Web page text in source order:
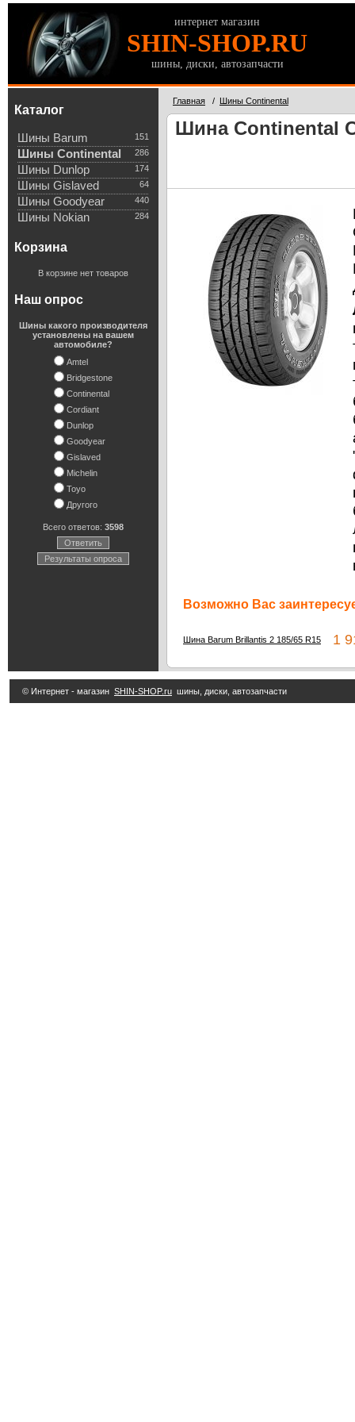
интернет магазин
SHIN-SHOP.RU
шины, диски, автозапчасти
Каталог
151
Шины Barum
286
Шины Continental
174
Шины Dunlop
64
Шины Gislaved
440
Шины Goodyear
284
Шины Nokian
Корзина
В корзине нет товаров
Наш опрос
Шины какого производителя
установлены на вашем
автомобиле?
Amtel
Bridgestone
Continental
Cordiant
Dunlop
Goodyear
Gislaved
Michelin
Toyo
Другого
Всего ответов: 3598
Ответить
Результаты опроса
Главная / Шины Continental
Шина Continental
Возможно Вас
Шина Barum Brillantis 2 185/65 R15 1
© Интернет - магазин SHIN-SHOP.ru шины, диски, автозапчасти